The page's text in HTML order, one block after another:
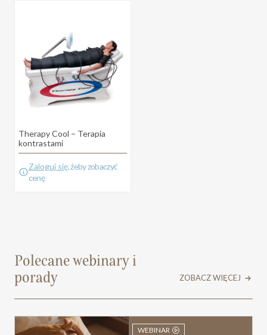
Therapy Cool – Terapia
kontrastami
Zaloguj się, żeby zobaczyć
cenę
Polecane webinary i
porady
ZOBACZ WIĘCEJ
WEBINAR